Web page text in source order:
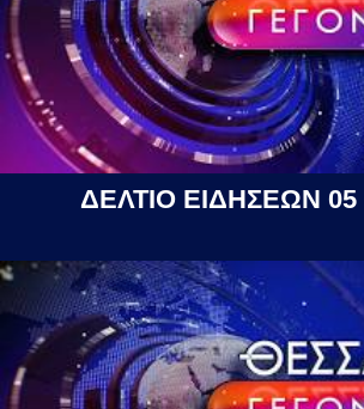
ΔΕΛΤΙΟ ΕΙΔΗΣΕΩΝ 05